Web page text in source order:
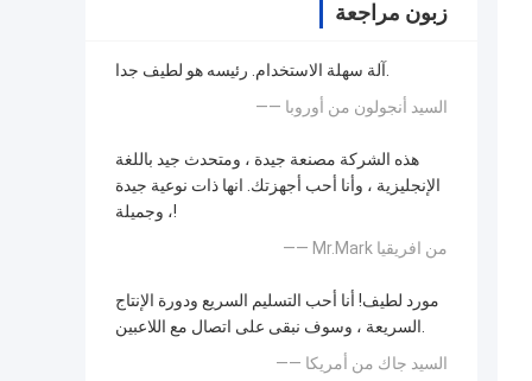
زبون مراجعة
آلة سهلة الاستخدام. رئيسه هو لطيف جدا.
—— السيد أنجولون من أوروبا
هذه الشركة مصنعة جيدة ، ومتحدث جيد باللغة
الإنجليزية ، وأنا أحب أجهزتك. انها ذات نوعية جيدة
، وجميلة!
—— Mr.Mark من افريقيا
مورد لطيف! أنا أحب التسليم السريع ودورة الإنتاج
السريعة ، وسوف نبقى على اتصال مع اللاعبين.
—— السيد جاك من أمريكا